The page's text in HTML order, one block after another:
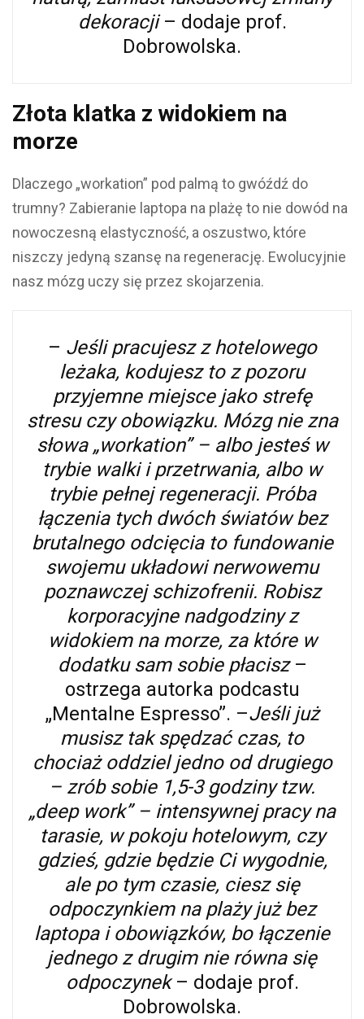
dekoracji– dodaje prof.
Dobrowolska.
Złota klatka z widokiem na
morze
Dlaczego „workation” pod palmą to gwóźdź do
trumny? Zabieranie laptopa na plażę to nie dowód na
nowoczesną elastyczność, a oszustwo, które
niszczy jedyną szansę na regenerację. Ewolucyjnie
nasz mózg uczy się przez skojarzenia.
– Jeśli pracujesz z hotelowego
leżaka, kodujesz to z pozoru
przyjemne miejsce jako strefę
stresu czy obowiązku. Mózg nie zna
słowa „workation” – albo jesteś w
trybie walki i przetrwania, albo w
trybie pełnej regeneracji. Próba
łączenia tych dwóch światów bez
brutalnego odcięcia to fundowanie
swojemu układowi nerwowemu
poznawczej schizofrenii. Robisz
korporacyjne nadgodziny z
widokiem na morze, za które w
dodatku sam sobie płacisz –
ostrzega autorka podcastu
„Mentalne Espresso”. –Jeśli już
musisz tak spędzać czas, to
chociaż oddziel jedno od drugiego
– zrób sobie 1,5-3 godziny tzw.
„deep work” – intensywnej pracy na
tarasie, w pokoju hotelowym, czy
gdzieś, gdzie będzie Ci wygodnie,
ale po tym czasie, ciesz się
odpoczynkiem na plaży już bez
laptopa i obowiązków, bo łączenie
jednego z drugim nie równa się
odpoczynek– dodaje prof.
Dobrowolska.